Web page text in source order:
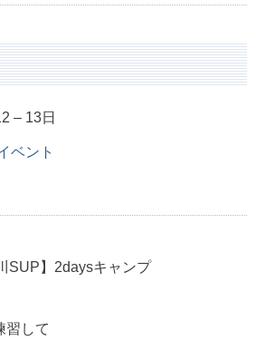
– 13日
ベント
SUP】2daysキャンプ
習して